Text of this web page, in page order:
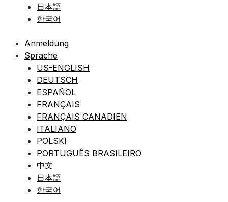
日本語
한국어
Anmeldung
Sprache
US-ENGLISH
DEUTSCH
ESPAÑOL
FRANÇAIS
FRANÇAIS CANADIEN
ITALIANO
POLSKI
PORTUGUÊS BRASILEIRO
中文
日本語
한국어